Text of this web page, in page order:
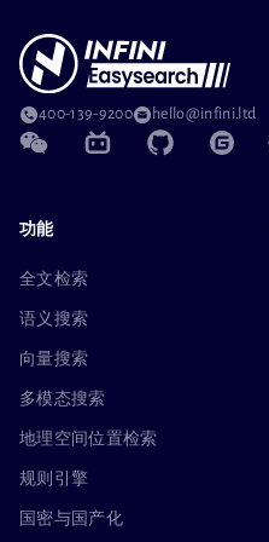
400-139-9200 hello@infini.ltd
功能
全文检索
语义搜索
向量搜索
多模态搜索
地理空间位置检索
规则引擎
国密与国产化